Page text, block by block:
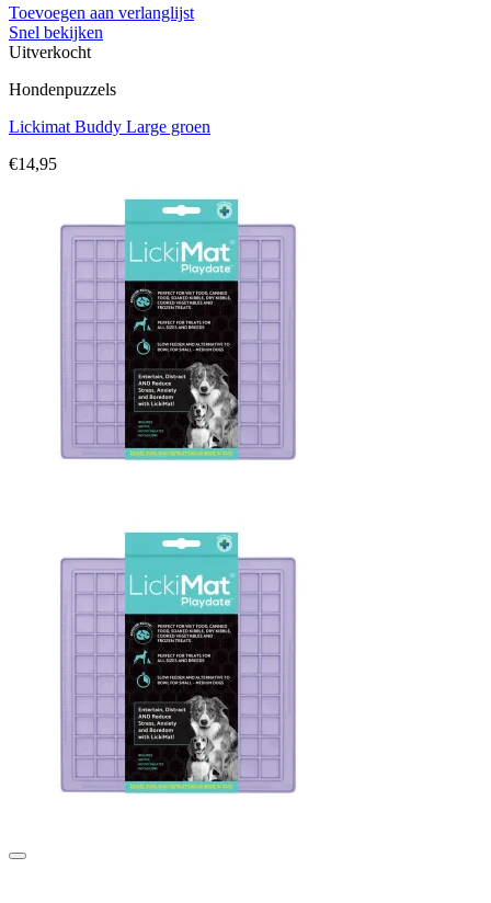
Toevoegen aan verlanglijst
Snel bekijken
Uitverkocht
Hondenpuzzels
Lickimat Buddy Large groen
€14,95